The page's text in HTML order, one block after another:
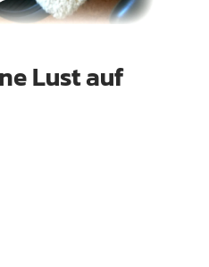
Lust auf